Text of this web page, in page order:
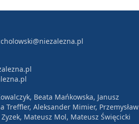
Beata Mańkowska, Janusz
Treffler, Aleksander Mimier, Przemysław
Mateusz Mol, Mateusz Święcicki